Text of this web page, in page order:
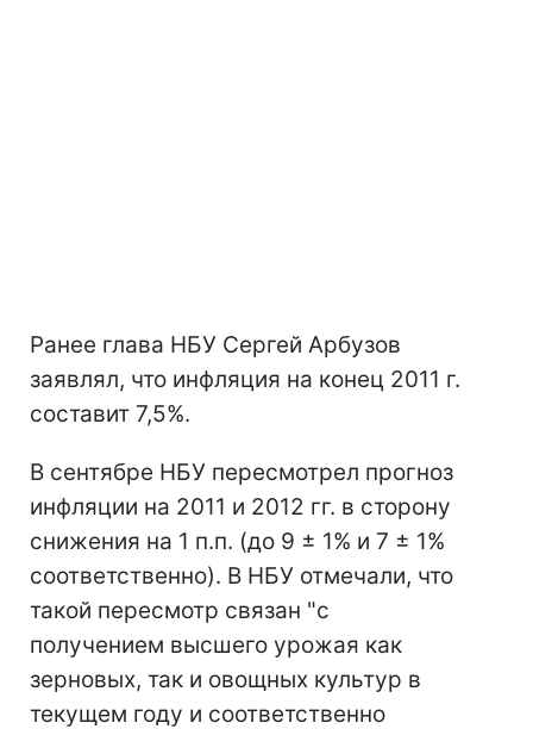
Ранее глава НБУ Сергей Арбузов
заявлял, что инфляция на конец 2011 г.
составит 7,5%.
В сентябре НБУ пересмотрел прогноз
инфляции на 2011 и 2012 гг. в сторону
снижения на 1 п.п. (до 9 ± 1% и 7 ± 1%
соответственно). В НБУ отмечали, что
такой пересмотр связан "с
получением высшего урожая как
зерновых, так и овощных культур в
текущем году и соответственно